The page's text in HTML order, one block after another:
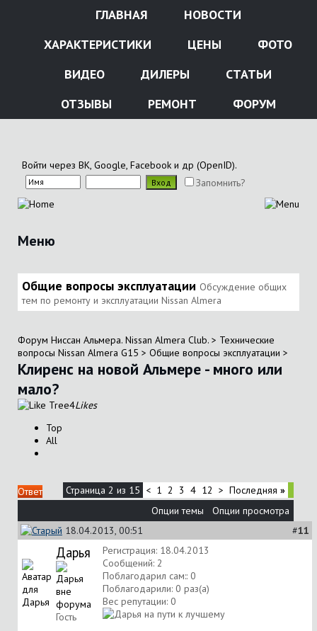
ГЛАВНАЯ
НОВОСТИ
ХАРАКТЕРИСТИКИ
ЦЕНЫ
ФОТО
ВИДЕО
ДИЛЕРЫ
СТАТЬИ
ОТЗЫВЫ
РЕМОНТ ФОРУМ
Войти через ВК, Google, Facebook и др (OpenID).
Запомнить?
Меню
Общие вопросы эксплуатации Обсуждение общих
тем по ремонту и эксплуатации Nissan Almera
Форум Ниссан Альмера. Nissan Almera Club. > Технические
вопросы Nissan Almera G15 > Общие вопросы эксплуатации >
Клиренс на новой Альмере - много или
мало?
4Likes
Top
All
Ответ Страница 2 из 15 < 1 2 3 4 12 > Последняя »
Опции темы
Опции просмотра
18.04.2013, 00:51
#11
Дарья
Гость
Регистрация: 18.04.2013
Сообщений: 2
Поблагодарил сам:: 0
Поблагодарили: 0 раз(а)
Вес репутации: 0